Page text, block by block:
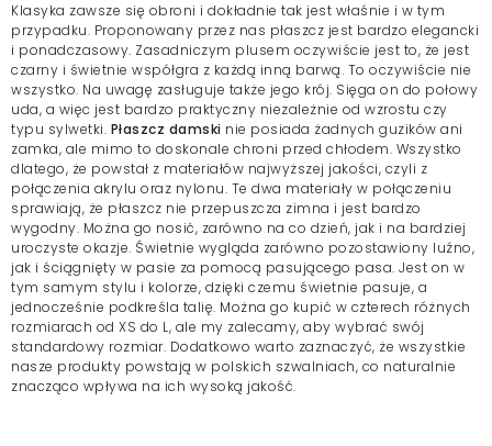
Klasyka zawsze się obroni i dokładnie tak jest właśnie i w tym
przypadku. Proponowany przez nas płaszcz jest bardzo elegancki
i ponadczasowy. Zasadniczym plusem oczywiście jest to, że jest
czarny i świetnie współgra z każdą inną barwą. To oczywiście nie
wszystko. Na uwagę zasługuje także jego krój. Sięga on do połowy
uda, a więc jest bardzo praktyczny niezależnie od wzrostu czy
typu sylwetki. Płaszcz damski nie posiada żadnych guzików ani
zamka, ale mimo to doskonale chroni przed chłodem. Wszystko
dlatego, że powstał z materiałów najwyższej jakości, czyli z
połączenia akrylu oraz nylonu. Te dwa materiały w połączeniu
sprawiają, że płaszcz nie przepuszcza zimna i jest bardzo
wygodny. Można go nosić, zarówno na co dzień, jak i na bardziej
uroczyste okazje. Świetnie wygląda zarówno pozostawiony luźno,
jak i ściągnięty w pasie za pomocą pasującego pasa. Jest on w
tym samym stylu i kolorze, dzięki czemu świetnie pasuje, a
jednocześnie podkreśla talię. Można go kupić w czterech różnych
rozmiarach od XS do L, ale my zalecamy, aby wybrać swój
standardowy rozmiar. Dodatkowo warto zaznaczyć, że wszystkie
nasze produkty powstają w polskich szwalniach, co naturalnie
znacząco wpływa na ich wysoką jakość.